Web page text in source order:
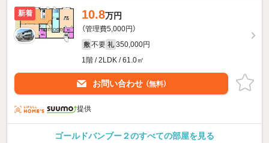
新着 10.8万円
（管理費5,000円）
敷 不要 礼 350,000円
1階 / 2LDK / 61.0㎡
お問い合わせ （無料）
提供
ゴールドバンブー２のすべての部屋を見る